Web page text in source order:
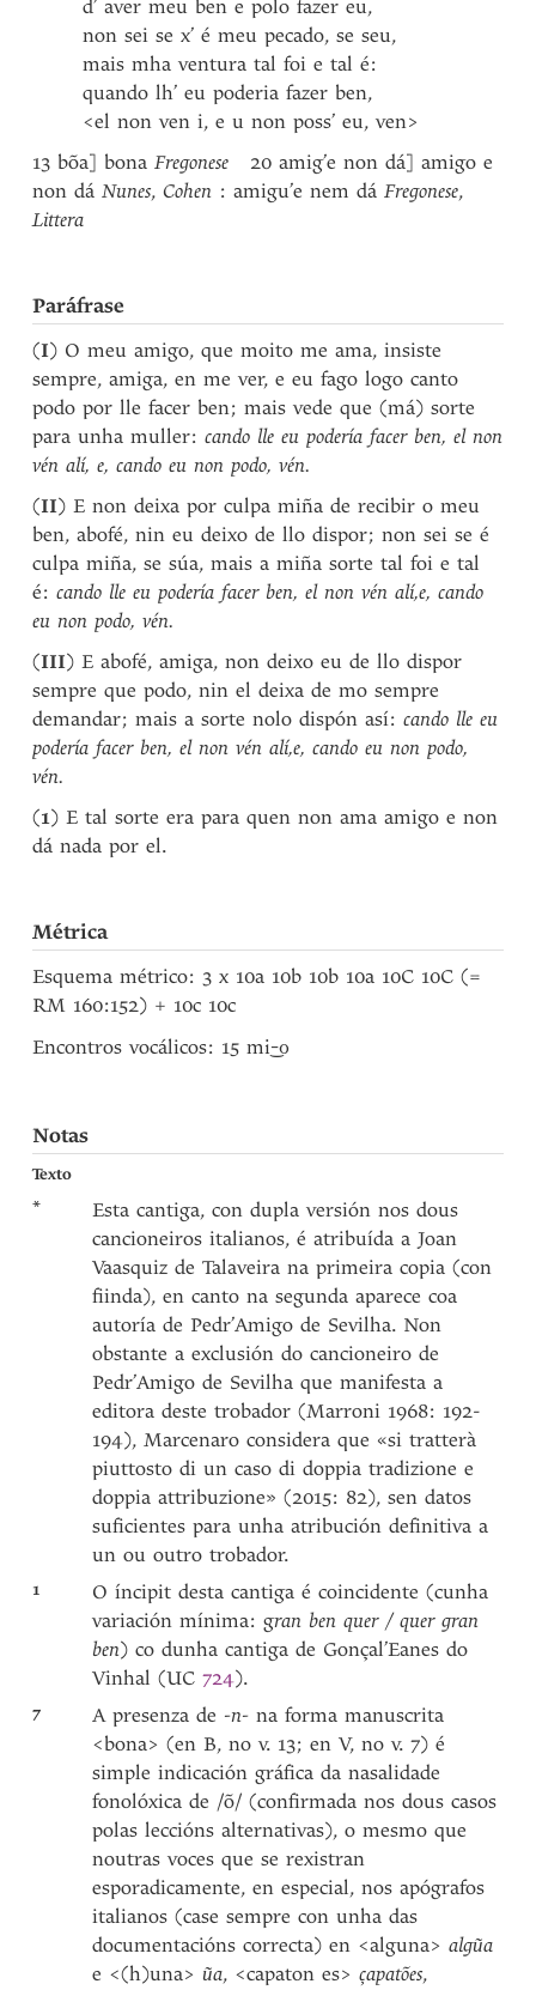
d’ aver meu ben e polo fazer eu,
non sei se x’ é meu pecado, se seu,
mais mha ventura tal foi e tal é:
quando lh’ eu poderia fazer ben,
<el non ven i, e u non poss’ eu, ven>
13 bõa] bonaFregonese 20 amig’e non dá] amigo e
non dáNunes,Cohen : amigu’e nem dáFregonese,
Littera
Paráfrase
(I) O meu amigo, que moito me ama, insiste
sempre, amiga, en me ver, e eu fago logo canto
podo por lle facer ben; mais vede que (má) sorte
para unha muller:cando lle eu podería facer ben, el non
vén alí, e, cando eu non podo, vén.
(II) E non deixa por culpa miña de recibir o meu
ben, abofé, nin eu deixo de llo dispor; non sei se é
culpa miña, se súa, mais a miña sorte tal foi e tal
é:cando lle eu podería facer ben, el non vén alí,e, cando
eu non podo, vén.
(III) E abofé, amiga, non deixo eu de llo dispor
sempre que podo, nin el deixa de mo sempre
demandar; mais a sorte nolo dispón así:cando lle eu
podería facer ben, el non vén alí,e, cando eu non podo,
vén.
(1) E tal sorte era para quen non ama amigo e non
dá nada por el.
Métrica
Esquema métrico: 3 x 10a 10b 10b 10a 10C 10C (=
RM 160:152) + 10c 10c
Encontros vocálicos: 15 mi-o
Notas
Texto
*
Esta cantiga, con dupla versión nos dous
cancioneiros italianos, é atribuída a Joan
Vaasquiz de Talaveira na primeira copia (con
fiinda), en canto na segunda aparece coa
autoría de Pedr’Amigo de Sevilha. Non
obstante a exclusión do cancioneiro de
Pedr’Amigo de Sevilha que manifesta a
editora deste trobador (Marroni 1968: 192-
194), Marcenaro considera que «si tratterà
piuttosto di un caso di doppia tradizione e
doppia attribuzione» (2015: 82), sen datos
suficientes para unha atribución definitiva a
un ou outro trobador.
1
O íncipit desta cantiga é coincidente (cunha
variación mínima: gran ben quer / quer gran
ben) co dunha cantiga de Gonçal’Eanes do
Vinhal (UC724).
7 A presenza de -n- na forma manuscrita
<bona> (en B, no v. 13; en V, no v. 7) é
simple indicación gráfica da nasalidade
fonolóxica de /õ/ (confirmada nos dous casos
polas leccións alternativas), o mesmo que
noutras voces que se rexistran
esporadicamente, en especial, nos apógrafos
italianos (case sempre con unha das
documentacións correcta) en <alguna>algũa
e <(h)una>ũa, <capaton es>çapatões,